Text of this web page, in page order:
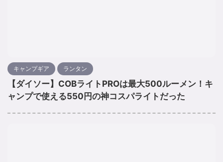
キャンプギア ランタン
【ダイソー】COBライトPROは最大500ルーメン！キ
ャンプで使える550円の神コスパライトだった